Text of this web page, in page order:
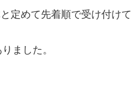
定めて先着順で受け付けて
ました。